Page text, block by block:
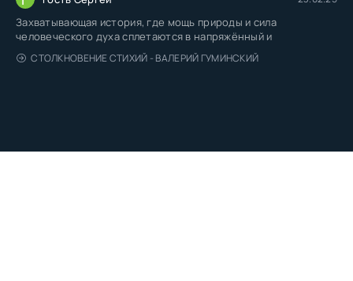
Захватывающая история, где мощь природы и сила
человеческого духа сплетаются в напряжённый и
СТОЛКНОВЕНИЕ СТИХИЙ - ВАЛЕРИЙ ГУМИНСКИЙ